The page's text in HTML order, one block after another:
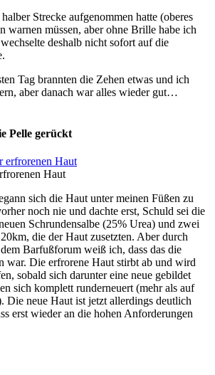
Strecke aufgenommen hatte (oberes
warnen müssen, aber ohne Brille habe ich
deshalb nicht sofort auf die
Tag brannten die Zehen etwas und ich
aber danach war alles wieder gut…
Pelle gerückt
Haut
sich die Haut unter meinen Füßen zu
noch nie und dachte erst, Schuld sei die
Schrundensalbe (25% Urea) und zwei
die der Haut zusetzten. Aber durch
Barfußforum weiß ich, dass das die
war. Die erfrorene Haut stirbt ab und wird
sobald sich darunter eine neue gebildet
sich komplett runderneuert (mehr als auf
Die neue Haut ist jetzt allerdings deutlich
erst wieder an die hohen Anforderungen